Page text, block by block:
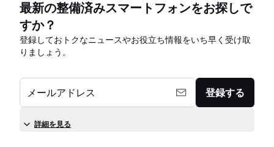
最新の整備済みスマートフォンをお探しで
すか？
登録しておトクなニュースやお役立ち情報をいち早く受け取
りましょう。
メールアドレス 登録する
詳細を見る